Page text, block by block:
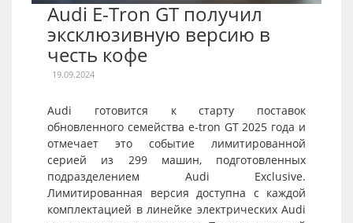
Audi E-Tron GT получил
эксклюзивную версию в
честь кофе
19.09.2024
Audi готовится к старту поставок
обновленного семейства e-tron GT 2025 года и
отмечает это событие лимитированной
серией из 299 машин, подготовленных
подразделением Audi Exclusive.
Лимитированная версия доступна с каждой
комплектацией в линейке электрических Audi